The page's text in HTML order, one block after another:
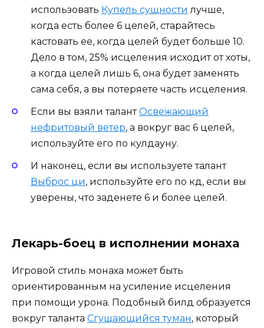
использовать Купель сущности лучше,
когда есть более 6 целей, старайтесь
кастовать ее, когда целей будет больше 10.
Дело в том, 25% исцеления исходит от хоты,
а когда целей лишь 6, она будет заменять
сама себя, а вы потеряете часть исцеления.
Если вы взяли талантОсвежающий
нефритовый ветер, а вокруг вас 6 целей,
используйте его по кулдауну.
И наконец, если вы используете талант
Выброс ци, используйте его по кд, если вы
уверены, что заденете 6 и более целей.
Лекарь-боец в исполнении монаха
Игровой стиль монаха может быть
ориентированным на усиление исцеления
при помощи урона. Подобный билд образуется
вокруг таланта Сгущающийся туман, который